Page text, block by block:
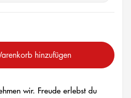
hinzufügen
wir. Freude erlebst du